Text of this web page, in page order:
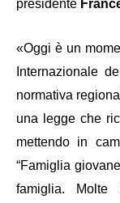
presidente
«Oggi è un
Internazionale
normativa
una legge che
mettendo in
“Famiglia
famiglia. Molte